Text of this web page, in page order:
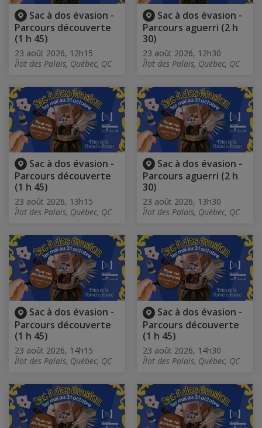
Sac à dos évasion -
Parcours découverte
(1 h 45)
23 août 2026, 12h15
Îlot des Palais, Québec, QC
Sac à dos évasion -
Parcours aguerri (2 h
30)
23 août 2026, 12h30
Îlot des Palais, Québec, QC
Sac à dos évasion -
Parcours découverte
(1 h 45)
23 août 2026, 13h15
Îlot des Palais, Québec, QC
Sac à dos évasion -
Parcours aguerri (2 h
30)
23 août 2026, 13h30
Îlot des Palais, Québec, QC
Sac à dos évasion -
Parcours découverte
(1 h 45)
23 août 2026, 14h15
Îlot des Palais, Québec, QC
Sac à dos évasion -
Parcours découverte
(1 h 45)
23 août 2026, 14h30
Îlot des Palais, Québec, QC